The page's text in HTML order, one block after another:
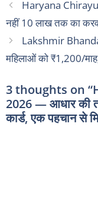
Haryana
नहीं 10 लाख तक का
Lakshmir
महिलाओं को ₹1,200/
3 thoughts on
2026 — आधार की
कार्ड, एक पहचान से